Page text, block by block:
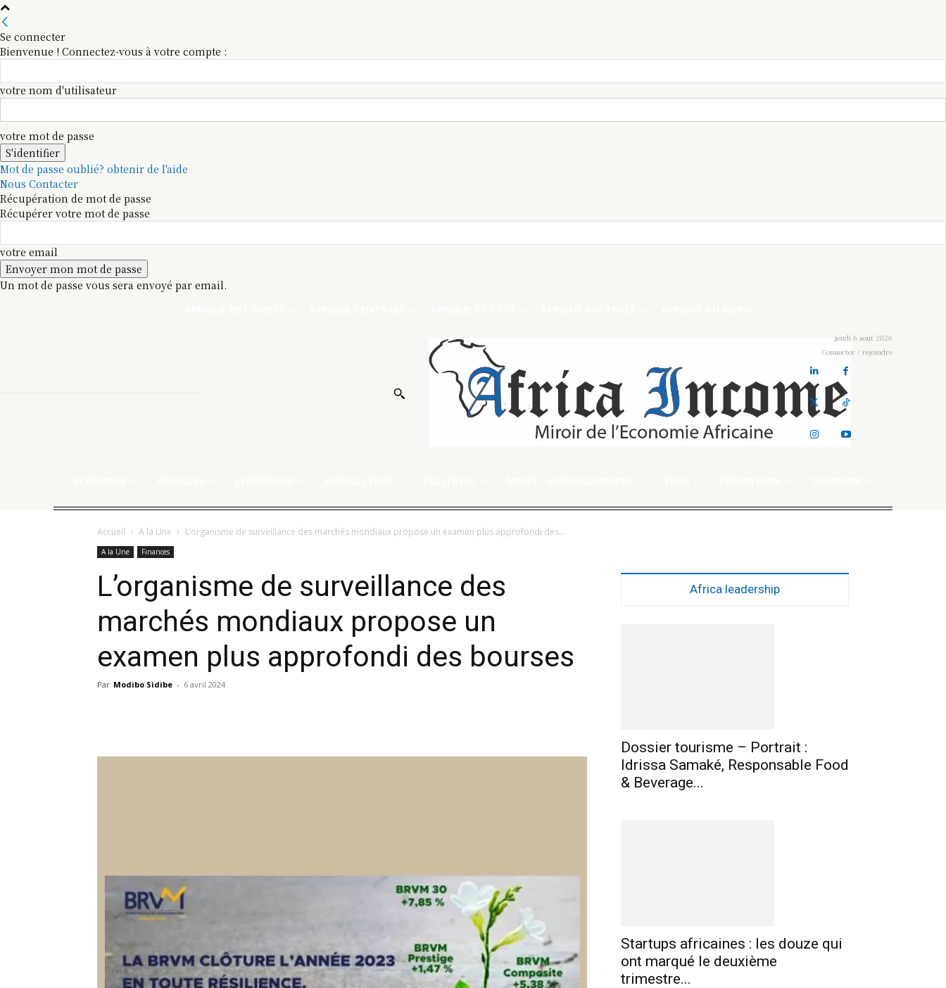
Se connecter
Bienvenue ! Connectez-vous à votre compte :
votre nom d'utilisateur
votre mot de passe
Mot de passe oublié? obtenir de l'aide
Nous Contacter
Récupération de mot de passe
Récupérer votre mot de passe
votre email
Un mot de passe vous sera envoyé par email.
jeudi 6 août 2026
Connecter / rejoindre
Accueil A la Une L’organisme de surveillance des marchés mondiaux propose un examen plus approfondi des...
A la Une Finances
L’organisme de surveillance des
marchés mondiaux propose un
examen plus approfondi des bourses
Par Modibo Sidibe - 6 avril 2024
Africa leadership
Dossier tourisme – Portrait :
Idrissa Samaké, Responsable Food
& Beverage...
Startups africaines : les douze qui
ont marqué le deuxième
trimestre...